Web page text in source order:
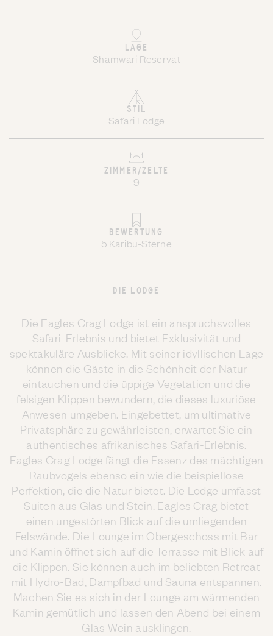
LAGE
Shamwari Reservat
STIL
Safari Lodge
ZIMMER/ZELTE
9
BEWERTUNG
5 Karibu-Sterne
DIE LODGE
Die Eagles Crag Lodge ist ein anspruchsvolles
Safari-Erlebnis und bietet Exklusivität und
spektakuläre Ausblicke. Mit seiner idyllischen Lage
können die Gäste in die Schönheit der Natur
eintauchen und die üppige Vegetation und die
felsigen Klippen bewundern, die dieses luxuriöse
Anwesen umgeben. Eingebettet, um ultimative
Privatsphäre zu gewährleisten, erwartet Sie ein
authentisches afrikanisches Safari-Erlebnis.
Eagles Crag Lodge fängt die Essenz des mächtigen
Raubvogels ebenso ein wie die beispiellose
Perfektion, die die Natur bietet. Die Lodge umfasst
Suiten aus Glas und Stein. Eagles Crag bietet
einen ungestörten Blick auf die umliegenden
Felswände. Die Lounge im Obergeschoss mit Bar
und Kamin öffnet sich auf die Terrasse mit Blick auf
die Klippen. Sie können auch im beliebten Retreat
mit Hydro-Bad, Dampfbad und Sauna entspannen.
Machen Sie es sich in der Lounge am wärmenden
Kamin gemütlich und lassen den Abend bei einem
Glas Wein ausklingen.